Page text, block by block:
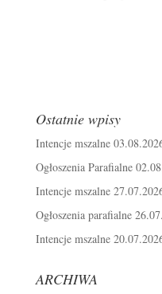
Ostatnie wpisy
Intencje mszalne
Ogłoszenia Parafialne
Intencje mszalne
Ogłoszenia parafialne
Intencje mszalne
ARCHIWA